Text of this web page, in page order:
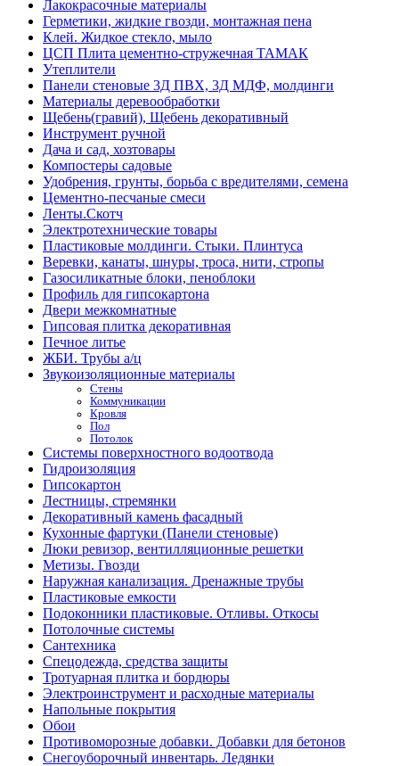
Лакокрасочные материалы
Герметики, жидкие гвозди, монтажная пена
Клей. Жидкое стекло, мыло
ЦСП Плита цементно-стружечная ТАМАК
Утеплители
Панели стеновые 3Д ПВХ, 3Д МДФ, молдинги
Материалы деревообработки
Щебень(гравий), Щебень декоративный
Инструмент ручной
Дача и сад, хозтовары
Компостеры садовые
Удобрения, грунты, борьба с вредителями, семена
Цементно-песчаные смеси
Ленты.Скотч
Электротехнические товары
Пластиковые молдинги. Стыки. Плинтуса
Веревки, канаты, шнуры, троса, нити, стропы
Газосиликатные блоки, пеноблоки
Профиль для гипсокартона
Двери межкомнатные
Гипсовая плитка декоративная
Печное литье
ЖБИ. Трубы а/ц
Звукоизоляционные материалы
Стены
Коммуникации
Кровля
Пол
Потолок
Системы поверхностного водоотвода
Гидроизоляция
Гипсокартон
Лестницы, стремянки
Декоративный камень фасадный
Кухонные фартуки (Панели стеновые)
Люки ревизор, вентилляционные решетки
Метизы. Гвозди
Наружная канализация. Дренажные трубы
Пластиковые емкости
Подоконники пластиковые. Отливы. Откосы
Потолочные системы
Сантехника
Спецодежда, средства защиты
Тротуарная плитка и бордюры
Электроинструмент и расходные материалы
Напольные покрытия
Обои
Противоморозные добавки. Добавки для бетонов
Снегоуборочный инвентарь. Ледянки